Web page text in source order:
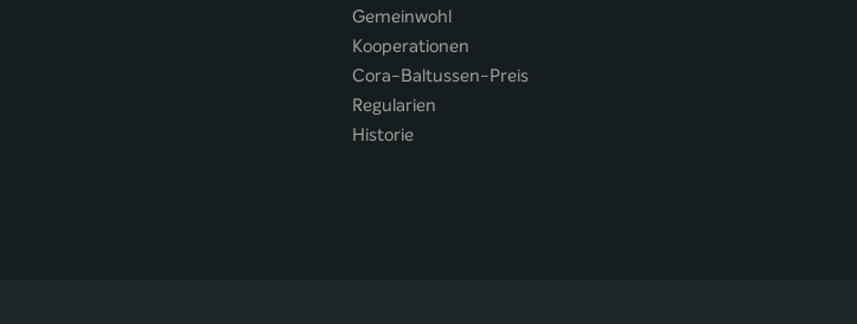
Gemeinwohl
Kooperationen
Cora-Baltussen-Preis
Regularien
Historie